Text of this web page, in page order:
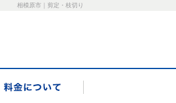
相模原市｜剪定・枝切り